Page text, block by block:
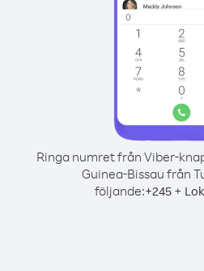
Ringa numret från Viber-
Guinea-Bissau från
följande:+245 +